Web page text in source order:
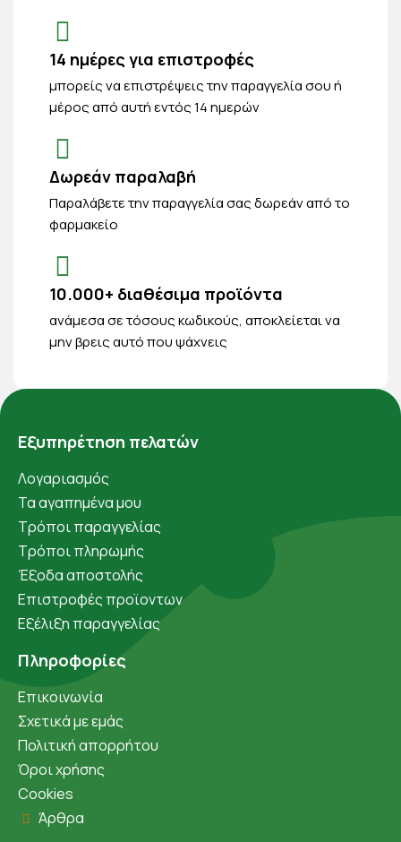
14 ημέρες για επιστροφές
μπορείς να επιστρέψεις την παραγγελία σου ή
μέρος από αυτή εντός 14 ημερών
Δωρεάν παραλαβή
Παραλάβετε την παραγγελία σας δωρεάν από το
φαρμακείο
10.000+ διαθέσιμα προϊόντα
ανάμεσα σε τόσους κωδικούς, αποκλείεται να
μην βρεις αυτό που ψάχνεις
Εξυπηρέτηση πελατών
Λογαριασμός
Τα αγαπημένα μου
Τρόποι παραγγελίας
Τρόποι πληρωμής
Έξοδα αποστολής
Επιστροφές προϊοντων
Εξέλιξη παραγγελίας
Πληροφορίες
Επικοινωνία
Σχετικά με εμάς
Πολιτική απορρήτου
Όροι χρήσης
Cookies
Άρθρα